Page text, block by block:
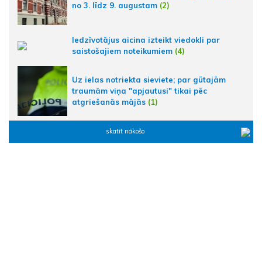
no 3. līdz 9. augustam (2)
Iedzīvotājus aicina izteikt viedokli par
saistošajiem noteikumiem (4)
Uz ielas notriekta sieviete; par gūtajām
traumām viņa "apjautusi" tikai pēc
atgriešanās mājās (1)
skatīt nākošo